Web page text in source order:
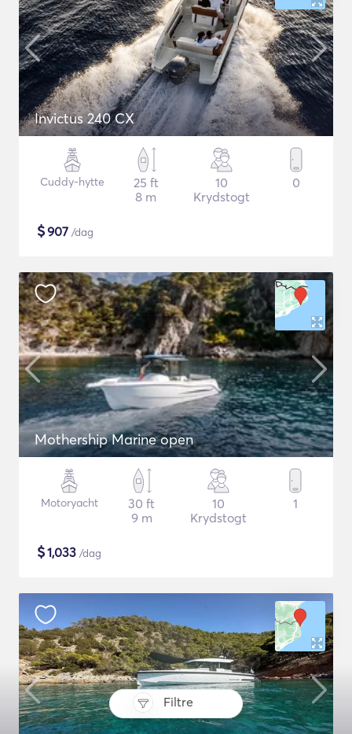
Filtre
Invictus 240 CX
Cuddy-hytte
25 ft
8 m
10
Krydstogt
0
$907 /dag
Mothership Marine open
Motoryacht
30 ft
9 m
10
Krydstogt
1
$1,033 /dag